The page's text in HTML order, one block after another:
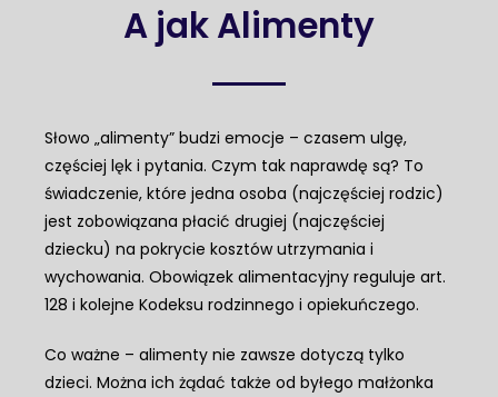
A jak Alimenty
Słowo „alimenty” budzi emocje – czasem ulgę,
częściej lęk i pytania. Czym tak naprawdę są? To
świadczenie, które jedna osoba (najczęściej rodzic)
jest zobowiązana płacić drugiej (najczęściej
dziecku) na pokrycie kosztów utrzymania i
wychowania. Obowiązek alimentacyjny reguluje art.
128 i kolejne Kodeksu rodzinnego i opiekuńczego.
Co ważne – alimenty nie zawsze dotyczą tylko
dzieci. Można ich żądać także od byłego małżonka